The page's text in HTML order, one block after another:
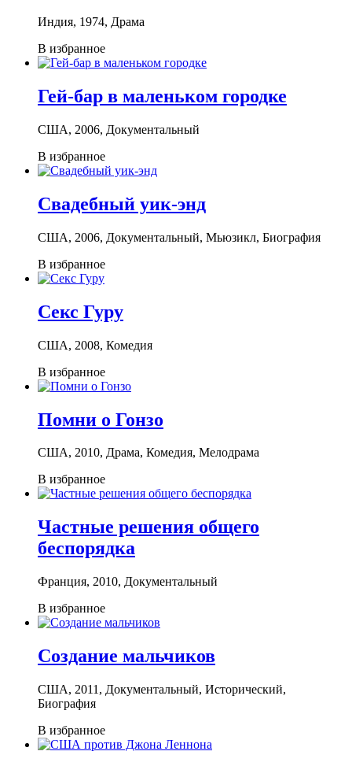
Индия, 1974, Драма
В избранное
Гей-бар в маленьком городке
США, 2006, Документальный
В избранное
Свадебный уик-энд
США, 2006, Документальный, Мьюзикл, Биография
В избранное
Секс Гуру
США, 2008, Комедия
В избранное
Помни о Гонзо
США, 2010, Драма, Комедия, Мелодрама
В избранное
Частные решения общего
беспорядка
Франция, 2010, Документальный
В избранное
Создание мальчиков
США, 2011, Документальный, Исторический,
Биография
В избранное